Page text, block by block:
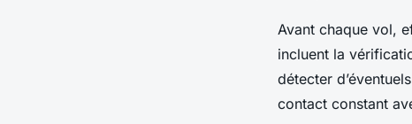
Avant chaque vol,
incluent la
détecter
contact constant